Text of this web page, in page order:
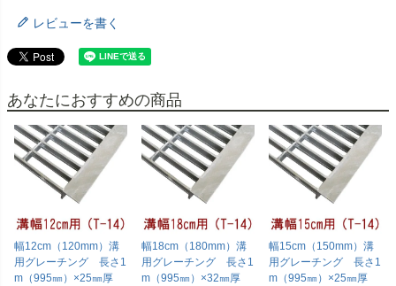
レビューを書く
あなたにおすすめの商品
幅12cm（120mm）溝
用グレーチング 長さ1
m（995㎜）×25㎜厚
幅18cm（180mm）溝
用グレーチング 長さ1
m（995㎜）×32㎜厚
幅15cm（150mm）溝
用グレーチング 長さ1
m（995㎜）×25㎜厚